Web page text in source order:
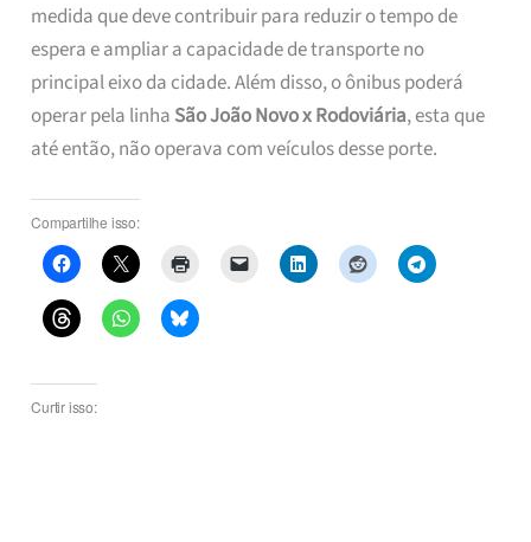
medida que deve contribuir para reduzir o tempo de
espera e ampliar a capacidade de transporte no
principal eixo da cidade. Além disso, o ônibus poderá
operar pela linha São João Novo x Rodoviária, esta que
até então, não operava com veículos desse porte.
Compartilhe isso:
Curtir isso: